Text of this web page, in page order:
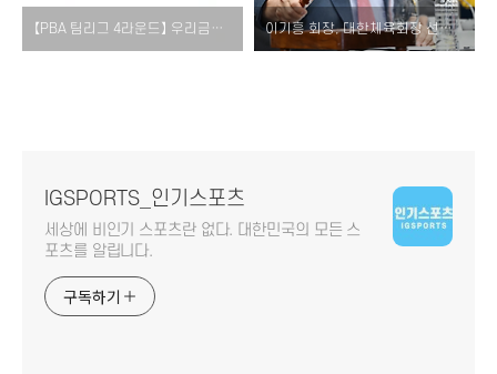
【PBA 팀리그 4라운드】 우리금융캐피탈-하나카드-하이원리조트-휴온스 우승 경쟁! [순위 경기 일정 결과] 이기흥 회장, 대한체육회장 선거 후보자 등록 의사 표명서 제출! [일정 후보자 투표 참여 방법]
IGSPORTS_인기스포츠
세상에 비인기 스포츠란 없다. 대한민국의 모든 스
포츠를 알립니다.
구독하기